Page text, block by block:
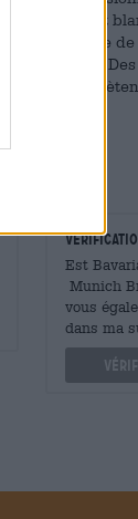
légèrement
est poivrée
agrumes.
Est
Munich
vous
dans ma